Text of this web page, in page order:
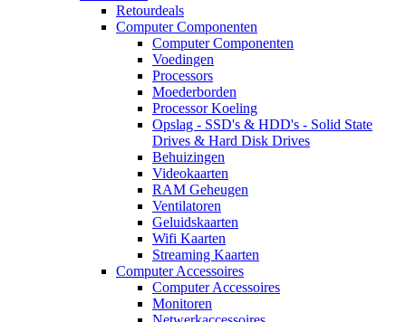
Retourdeals
Computer Componenten
Computer Componenten
Voedingen
Processors
Moederborden
Processor Koeling
Opslag - SSD's & HDD's - Solid State
Drives & Hard Disk Drives
Behuizingen
Videokaarten
RAM Geheugen
Ventilatoren
Geluidskaarten
Wifi Kaarten
Streaming Kaarten
Computer Accessoires
Computer Accessoires
Monitoren